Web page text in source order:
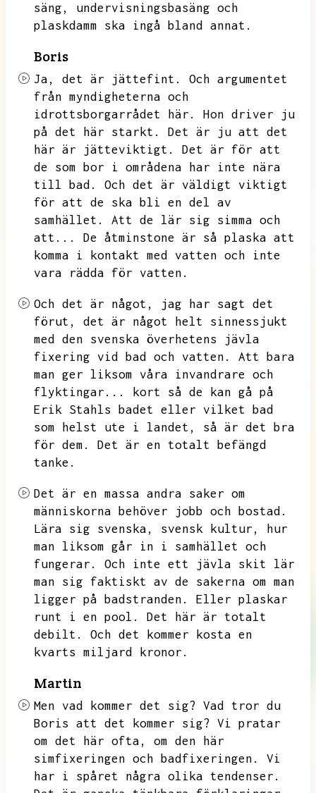
säng,
undervisningsbasäng och
plaskdamm ska ingå bland annat.
Boris
Ja, det är jättefint.
Och argumentet
från myndigheterna och
idrottsborgarrådet här.
Hon driver ju
på det här starkt.
Det är ju att det
här är jätteviktigt.
Det är för att
de som bor i områdena har inte nära
till bad.
Och det är väldigt viktigt
för att de ska bli en del av
samhället.
Att de lär sig simma och
att...
De åtminstone är så plaska att
komma i kontakt med vatten och inte
vara rädda för vatten.
Och det är något,
jag har sagt det
förut,
det är något helt sinnessjukt
med den svenska överhetens jävla
fixering vid bad och vatten.
Att bara
man ger liksom våra invandrare och
flyktingar...
kort så de kan gå på
Erik Stahls badet eller vilket bad
som helst ute i landet,
så är det bra
för dem.
Det är en totalt befängd
tanke.
Det är en massa andra saker om
människorna behöver jobb och bostad.
Lära sig svenska,
svensk kultur,
hur
man liksom går in i samhället och
fungerar.
Och inte ett jävla skit lär
man sig faktiskt av de sakerna om man
ligger på badstranden.
Eller plaskar
runt i en pool.
Det här är totalt
debilt.
Och det kommer kosta en
kvarts miljard kronor.
Martin
Men vad kommer det sig? Vad tror du
Boris att det kommer sig? Vi pratar
om det här ofta,
om den här
simfixeringen och badfixeringen.
Vi
har i spåret några olika tendenser.